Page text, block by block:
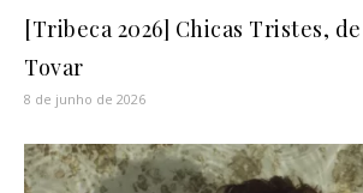
[Tribeca 2026] Chicas Tristes,
Tovar
8 de junho de 2026